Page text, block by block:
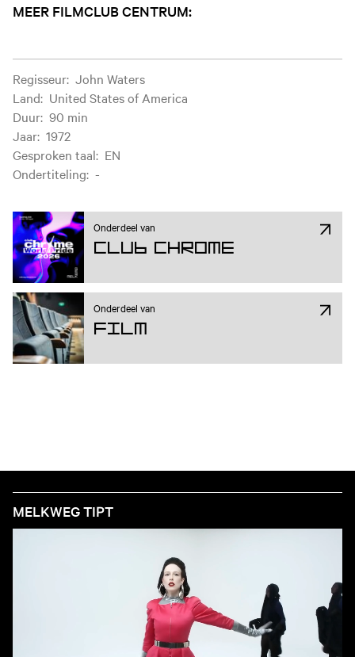
MEER FILMCLUB CENTRUM:
Filminformatie
Regisseur: John Waters
Land: United States of America
Duur: 90 min
Jaar: 1972
Gesproken taal: EN
Ondertiteling: -
Onderdeel van
Club Chrome
Onderdeel van
Film
MELKWEG TIPT